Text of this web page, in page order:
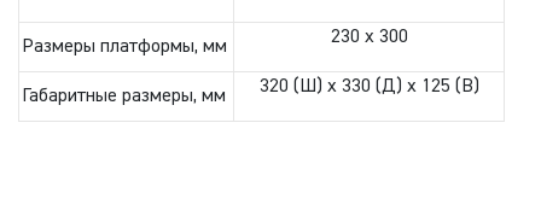
Размеры платформы, мм 230 х 300
Габаритные размеры, мм 320 (Ш) x 330 (Д) x 125 (В)